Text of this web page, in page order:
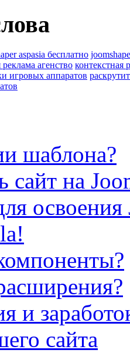
aspasia бесплатно
реклама агенство контекстная
игровых аппаратов
шаблона?
сайт на
освоения
и
сайта